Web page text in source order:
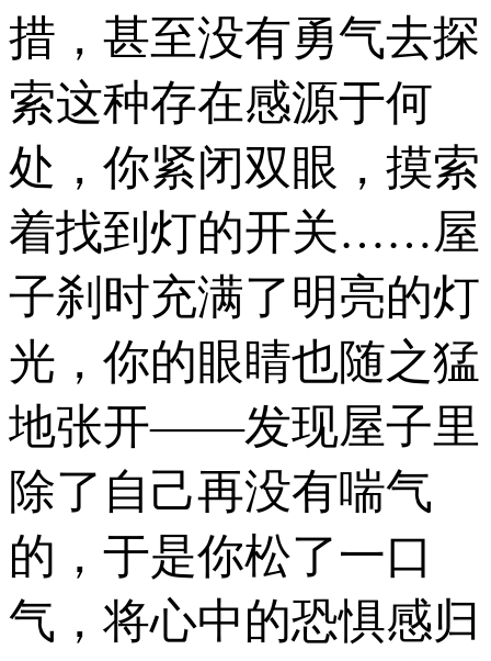
措，甚至没有勇气去探
索这种存在感源于何
处，你紧闭双眼，摸索
着找到灯的开关……屋
子刹时充满了明亮的灯
光，你的眼睛也随之猛
地张开——发现屋子里
除了自己再没有喘气
的，于是你松了一口
气，将心中的恐惧感归